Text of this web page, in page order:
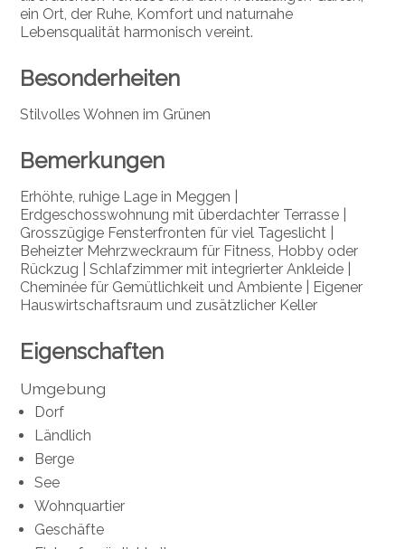
ein Ort, der Ruhe, Komfort und naturnahe
Lebensqualität harmonisch vereint.
Besonderheiten
Stilvolles Wohnen im Grünen
Bemerkungen
Erhöhte, ruhige Lage in Meggen |
Erdgeschosswohnung mit überdachter Terrasse |
Grosszügige Fensterfronten für viel Tageslicht |
Beheizter Mehrzweckraum für Fitness, Hobby oder
Rückzug | Schlafzimmer mit integrierter Ankleide |
Cheminée für Gemütlichkeit und Ambiente | Eigener
Hauswirtschaftsraum und zusätzlicher Keller
Eigenschaften
Umgebung
Dorf
Ländlich
Berge
See
Wohnquartier
Geschäfte